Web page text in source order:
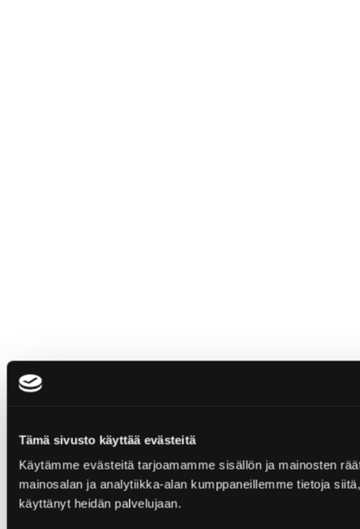
Tämä sivusto käyttää evästeitä
Käytämme evästeitä tarjoamamme sisällön ja mainosten
mainosalan ja analytiikka-alan kumppaneillemme tietoja
käyttänyt heidän palvelujaan.